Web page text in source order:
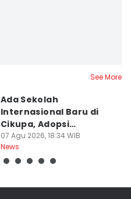
See More
Ada Sekolah
Internasional Baru di
Cikupa, Adopsi
Kurikulum Singapura
07 Agu 2026, 18:34 WIB
News